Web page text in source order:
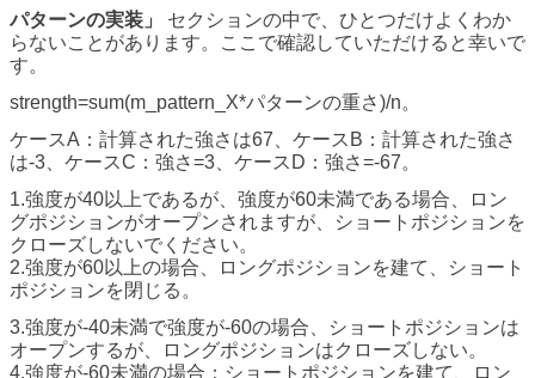
パターンの実装」
セクションの中で、ひとつだけよくわか
らないことがあります。ここで確認していただけると幸いで
す。
strength=sum(m_pattern_X*パターンの重さ)/n。
ケースA：計算された強さは67、ケースB：計算された強さ
は-3、ケースC：強さ=3、ケースD：強さ=-67。
1.強度が40以上であるが、強度が60未満である場合、ロン
グポジションがオープンされますが、ショートポジションを
クローズしないでください。
2.強度が60以上の場合、ロングポジションを建て、ショート
ポジションを閉じる。
3.強度が-40未満で強度が-60の場合、ショートポジションは
オープンするが、ロングポジションはクローズしない。
4.強度が-60未満の場合：ショートポジションを建て、ロン